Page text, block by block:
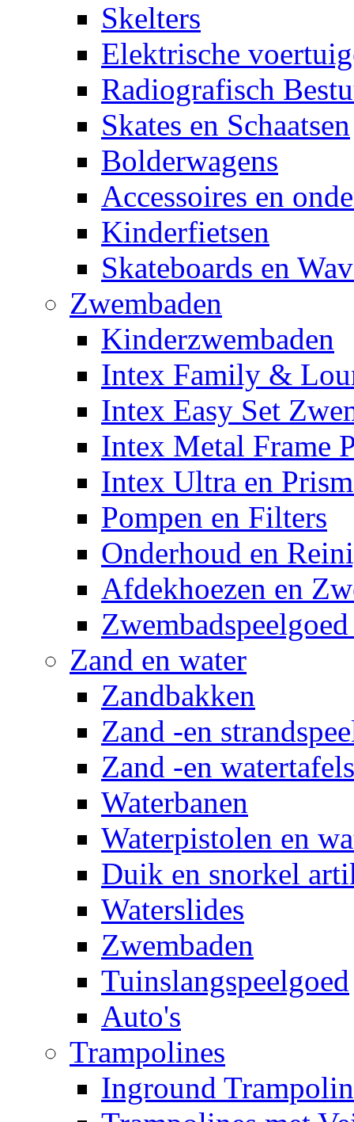
Skelters
Elektrische
Radiografisch
Skates en Schaatsen
Bolderwagens
Accessoires en
Kinderfietsen
Skateboards en
Zwembaden
Kinderzwembaden
Intex Family &
Intex Easy Set
Intex Metal Frame
Intex Ultra en
Pompen en Filters
Onderhoud en
Afdekhoezen en
Zand en water
Zandbakken
Zand -en
Zand -en watertafels
Waterbanen
Waterpistolen en
Duik en snorkel
Waterslides
Zwembaden
Tuinslangspeelgoed
Auto's
Trampolines
Inground